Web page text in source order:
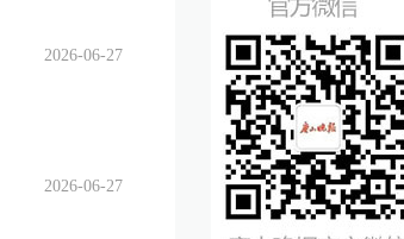
2026-06-27
2026-06-27